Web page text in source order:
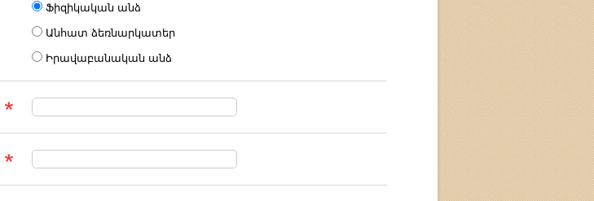
Ֆիզիկական անձ
Անհատ ձեռնարկատեր
Իրավաբանական անձ